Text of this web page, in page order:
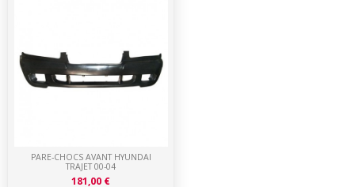
PARE-CHOCS AVANT HYUNDAI
TRAJET 00-04
181,00 €